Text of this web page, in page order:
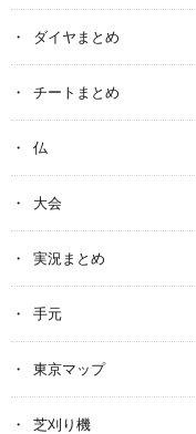
ダイヤまとめ
チートまとめ
仏
大会
実況まとめ
手元
東京マップ
芝刈り機